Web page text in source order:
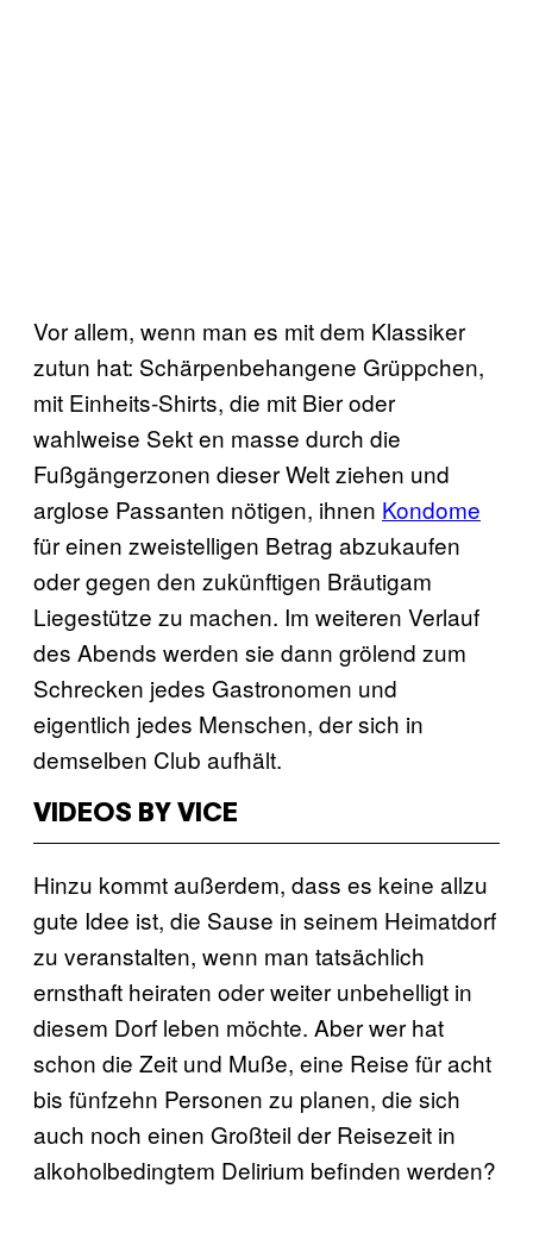
Vor allem, wenn man es mit dem Klassiker
zutun hat: Schärpenbehangene Grüppchen,
mit Einheits-Shirts, die mit Bier oder
wahlweise Sekt en masse durch die
Fußgängerzonen dieser Welt ziehen und
arglose Passanten nötigen, ihnen Kondome
für einen zweistelligen Betrag abzukaufen
oder gegen den zukünftigen Bräutigam
Liegestütze zu machen. Im weiteren Verlauf
des Abends werden sie dann grölend zum
Schrecken jedes Gastronomen und
eigentlich jedes Menschen, der sich in
demselben Club aufhält.
VIDEOS BY VICE
Hinzu kommt außerdem, dass es keine allzu
gute Idee ist, die Sause in seinem Heimatdorf
zu veranstalten, wenn man tatsächlich
ernsthaft heiraten oder weiter unbehelligt in
diesem Dorf leben möchte. Aber wer hat
schon die Zeit und Muße, eine Reise für acht
bis fünfzehn Personen zu planen, die sich
auch noch einen Großteil der Reisezeit in
alkoholbedingtem Delirium befinden werden?